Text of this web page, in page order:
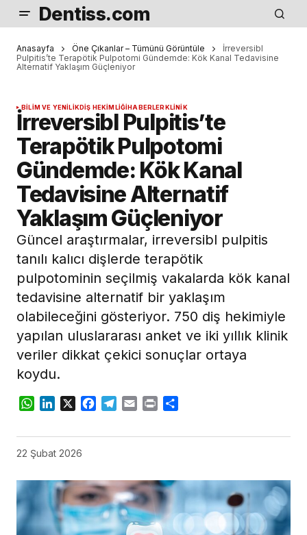
Dentiss.com
Anasayfa Öne Çıkanlar – Tümünü Görüntüle
İrreversibl
Pulpitis’te Terapötik Pulpotomi Gündemde: Kök Kanal Tedavisine
Alternatif Yaklaşım Güçleniyor
BILIM VE YENILIKDIŞ HEKIMLIĞIHABERLERKLINIK
İrreversibl Pulpitis’te
Terapötik Pulpotomi
Gündemde: Kök Kanal
Tedavisine Alternatif
Yaklaşım Güçleniyor
Güncel araştırmalar, irreversibl pulpitis
tanılı kalıcı dişlerde terapötik
pulpotominin seçilmiş vakalarda kök kanal
tedavisine alternatif bir yaklaşım
olabileceğini gösteriyor. 750 diş hekimiyle
yapılan uluslararası anket ve iki yıllık klinik
veriler dikkat çekici sonuçlar ortaya
koydu.
WhatsApp
LinkedIn
X Facebook
Telegram
Email Print
22 Şubat 2026